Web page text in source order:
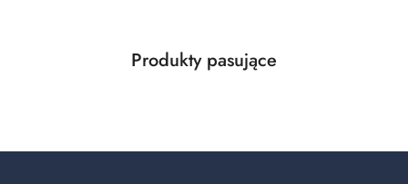
Pomiń karuzelę produktów
Produkty
Produkty pasujące